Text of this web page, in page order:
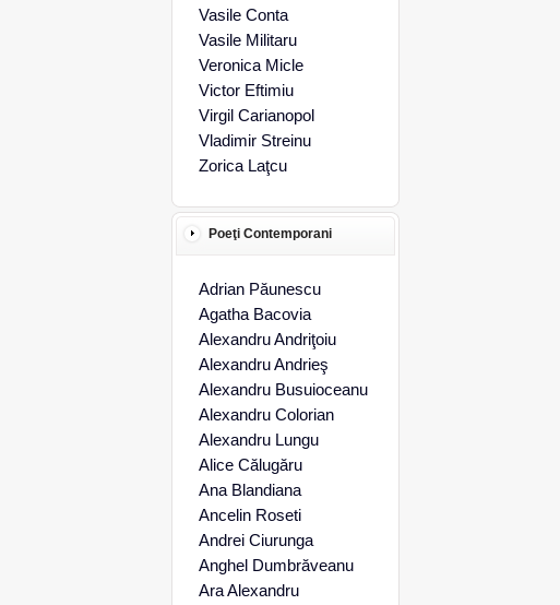
Vasile Conta
Vasile Militaru
Veronica Micle
Victor Eftimiu
Virgil Carianopol
Vladimir Streinu
Zorica Laţcu
Poeţi Contemporani
Adrian Păunescu
Agatha Bacovia
Alexandru Andriţoiu
Alexandru Andrieş
Alexandru Busuioceanu
Alexandru Colorian
Alexandru Lungu
Alice Călugăru
Ana Blandiana
Ancelin Roseti
Andrei Ciurunga
Anghel Dumbrăveanu
Ara Alexandru